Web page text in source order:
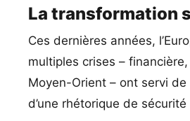
La transformation
Ces dernières années,
multiples crises –
Moyen-Orient – ont servi
d’une rhétorique de